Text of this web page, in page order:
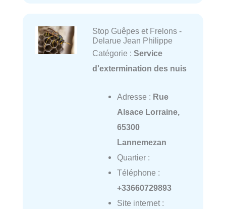
Stop Guêpes et Frelons -
Delarue Jean Philippe
Catégorie : Service
d'extermination des nuis
Adresse : Rue
Alsace Lorraine,
65300
Lannemezan
Quartier :
Téléphone :
+33660729893
Site internet :